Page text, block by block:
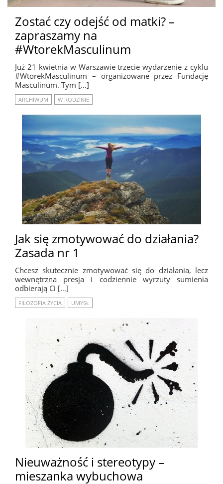
Zostać czy odejść od matki? –
zapraszamy na
#WtorekMasculinum
Już 21 kwietnia w Warszawie trzecie wydarzenie z cyklu
#WtorekMasculinum – organizowane przez Fundację
Masculinum. Tym […]
ARCHIWUM W RODZINIE
Jak się zmotywować do działania?
Zasada nr 1
Chcesz skutecznie zmotywować się do działania, lecz
wewnętrzna presja i codziennie wyrzuty sumienia
odbierają Ci […]
FILOZOFIA ŻYCIA UMYSŁ
Nieuważność i stereotypy –
mieszanka wybuchowa